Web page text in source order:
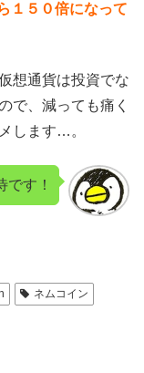
１５０倍になって
想通貨は投資でな
で、減っても痛く
します…。
です！
ネムコイン